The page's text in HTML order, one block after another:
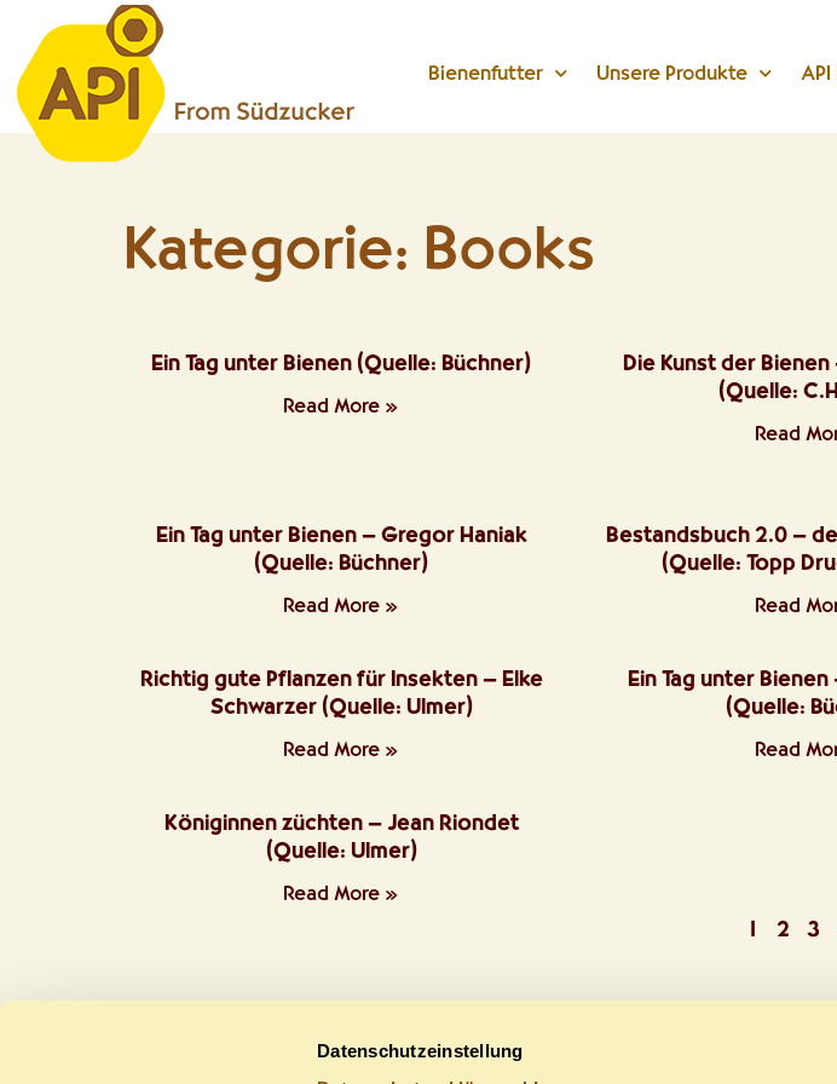
Datenschutzeinstellung
Bienenfutter Unsere Produkte
Kategorie: Books
Ein Tag unter Bienen (Quelle: Büchner)
Read More »
Die Kunst der
(Quelle:
Read
Ein Tag unter Bienen – Gregor Haniak
(Quelle: Büchner)
Read More »
Bestandsbuch 2.0 –
(Quelle: Topp
Read
Richtig gute Pflanzen für Insekten – Elke
Schwarzer (Quelle: Ulmer)
Read More »
Ein Tag unter
(Quelle:
Read
Königinnen züchten – Jean Riondet
(Quelle: Ulmer)
Read More »
1 2 3